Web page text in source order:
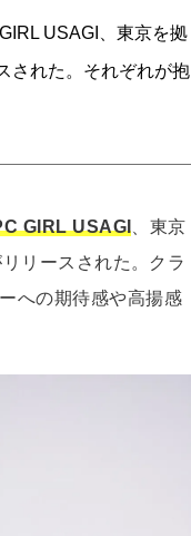
USAGI、東京を拠
された。それぞれが抱
GIRL USAGI 、東京
リースされた。クラ
への期待感や高揚感